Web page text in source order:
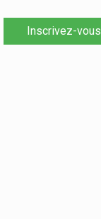
Inscrivez-